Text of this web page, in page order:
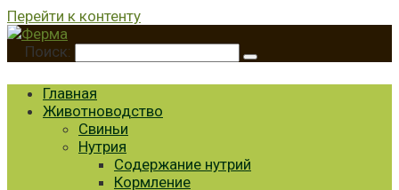
Перейти к контенту
Поиск:
Главная
Животноводство
Свиньи
Нутрия
Содержание нутрий
Кормление